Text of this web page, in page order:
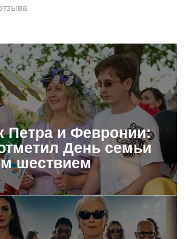
Петра и Февронии:
День семьи
шествием